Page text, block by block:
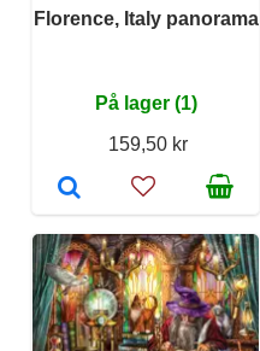
Florence, Italy panorama
På lager (1)
159,50 kr